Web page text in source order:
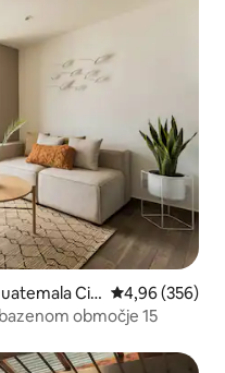
Cit
Povprečna
4,96 (356)
območje 15